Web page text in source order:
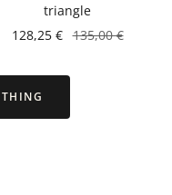
triangle
128,25 € 135,00 €